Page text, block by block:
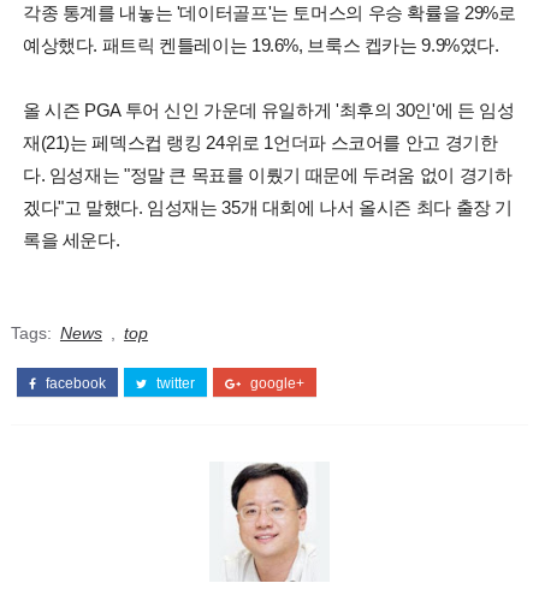
각종 통계를 내놓는 '데이터골프'는 토머스의 우승 확률을 29%로
예상했다. 패트릭 켄틀레이는 19.6%, 브룩스 켑카는 9.9%였다.
올 시즌 PGA 투어 신인 가운데 유일하게 '최후의 30인'에 든 임성
재(21)는 페덱스컵 랭킹 24위로 1언더파 스코어를 안고 경기한
다. 임성재는 "정말 큰 목표를 이뤘기 때문에 두려움 없이 경기하
겠다"고 말했다. 임성재는 35개 대회에 나서 올시즌 최다 출장 기
록을 세운다.
Tags: News top
facebook twitter google+